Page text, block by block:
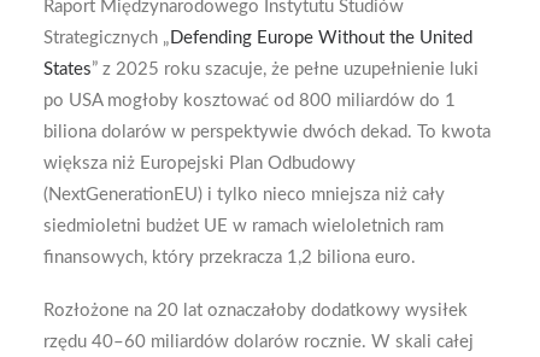
Strategicznych „Defending Europe Without the United
States” z 2025 roku szacuje, że pełne uzupełnienie luki
po USA mogłoby kosztować od 800 miliardów do 1
biliona dolarów w perspektywie dwóch dekad. To kwota
większa niż Europejski Plan Odbudowy
(NextGenerationEU) i tylko nieco mniejsza niż cały
siedmioletni budżet UE w ramach wieloletnich ram
finansowych, który przekracza 1,2 biliona euro.
Rozłożone na 20 lat oznaczałoby dodatkowy wysiłek
rzędu 40–60 miliardów dolarów rocznie. W skali całej